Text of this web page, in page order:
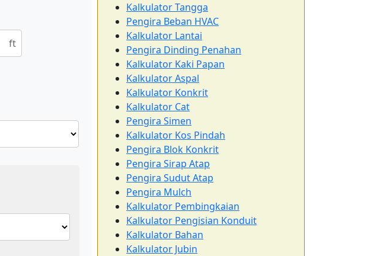
ft
Kalkulator Tangga
Pengira Beban HVAC
Kalkulator Lantai
Pengira Dinding Penahan
Kalkulator Kaki Papan
Kalkulator Aspal
Kalkulator Konkrit
Kalkulator Cat
Pengira Simen
Kalkulator Kos Pindah
Pengira Blok Konkrit
Pengira Sirap Atap
Pengira Sudut Atap
Pengira Mulch
Kalkulator Pembingkaian
Kalkulator Pengisian Konduit
Kalkulator Bahan
Kalkulator Jubin